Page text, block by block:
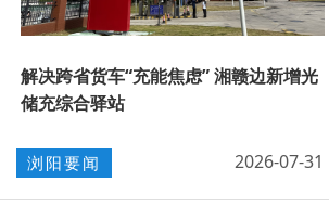
解决跨省货车“充能焦虑” 湘赣边新增光
储充综合驿站
浏阳要闻 2026-07-31